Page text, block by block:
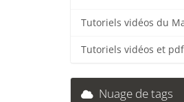
Nuage de tags